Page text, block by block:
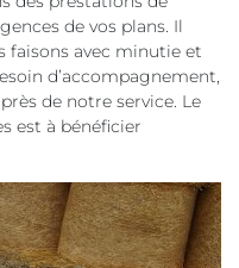
de vos plans. Il
faisons avec minutie et
d’accompagnement,
de notre service. Le
est à bénéficier